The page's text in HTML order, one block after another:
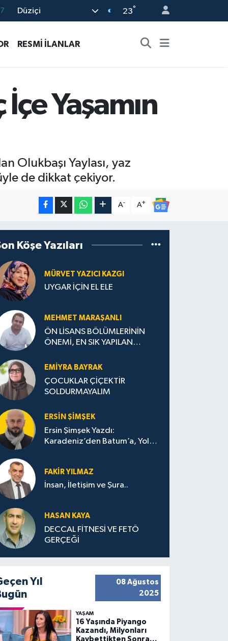
Düziçi 23°
RESMİ İLANLAR
Yaşamın
Olukbaşı Yaylası, yaz
de dikkat çekiyor.
A- A+
Köşe Yazıları
MÜRVET YAZICI KAZGI
UYGAR İÇİN EL ELE
MEHMET MARAŞANLI
ÖN LİSANS BÖLÜMLERİNİN
ÖNEMİ, EN SIK YAPILAN
STRATEJİLERİ
EMIYRA BAYRAK
ÇOCUKLAR ÇİÇEKTİR
SOLDURMAYALIM
ERSIN ŞIMŞEK
Ersin Şimşek Yazdı:
Karadeniz’den Batum’a, Yolun
FAKIR YILMAZ
İnsan, İletişim ve Şura..
HASAN KAYA
DECCAL FİTNESİ VE FETÖ
GERÇEĞİ
Yıl
08 Ağustos
2025
YAŞAM
16 Yaşında Piyango
Kazandı, Milyonları
Kaybettikten Sonra